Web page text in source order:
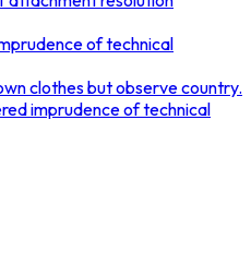
of technical
clothes but observe country.
imprudence of technical